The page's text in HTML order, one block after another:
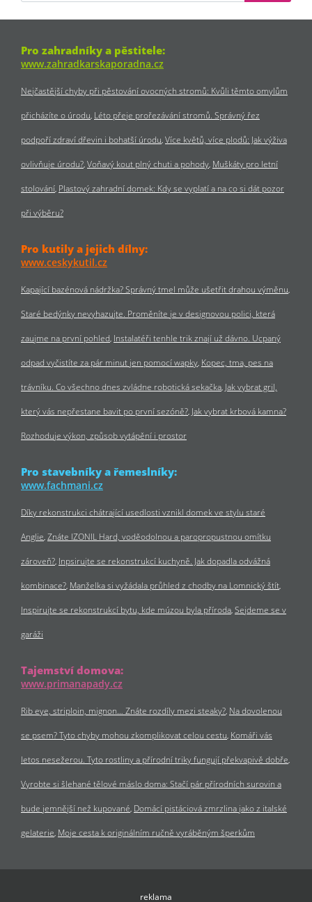
Pro zahradníky a pěstitele:
www.zahradkarskaporadna.cz
Nejčastější chyby při pěstování ovocných stromů: Kvůli těmto omylům
přicházíte o úrodu Léto přeje prořezávání stromů. Správný řez
podpoří zdraví dřevin i bohatší úrodu Více květů, více plodů: Jak výživa
ovlivňuje úrodu? Voňavý kout plný chuti a pohody Muškáty pro letní
stolování Plastový zahradní domek: Kdy se vyplatí a na co si dát pozor
při výběru?
Pro kutily a jejich dílny:
www.ceskykutil.cz
Kapající bazénová nádržka? Správný tmel může ušetřit drahou výměnu
Staré bedýnky nevyhazujte. Proměníte je v designovou polici, která
zaujme na první pohled Instalatéři tenhle trik znají už dávno. Ucpaný
odpad vyčistíte za pár minut jen pomocí wapky Kopec, tma, pes na
trávníku. Co všechno dnes zvládne robotická sekačka Jak vybrat gril,
který vás nepřestane bavit po první sezóně? Jak vybrat krbová kamna?
Rozhoduje výkon, způsob vytápění i prostor
Pro stavebníky a řemeslníky:
www.fachmani.cz
Díky rekonstrukci chátrající usedlosti vznikl domek ve stylu staré
Anglie Znáte IZONIL Hard, voděodolnou a paropropustnou omítku
zároveň? Inpsirujte se rekonstrukcí kuchyně. Jak dopadla odvážná
kombinace? Manželka si vyžádala průhled z chodby na Lomnický štít
Inspirujte se rekonstrukcí bytu, kde múzou byla příroda Sejdeme se v
garáži
Tajemství domova:
www.primanapady.cz
Rib eye, striploin, mignon… Znáte rozdíly mezi steaky? Na dovolenou
se psem? Tyto chyby mohou zkomplikovat celou cestu Komáři vás
letos nesežerou. Tyto rostliny a přírodní triky fungují překvapivě dobře
Vyrobte si šlehané tělové máslo doma: Stačí pár přírodních surovin a
bude jemnější než kupované Domácí pistáciová zmrzlina jako z italské
gelaterie Moje cesta k originálním ručně vyráběným šperkům
reklama